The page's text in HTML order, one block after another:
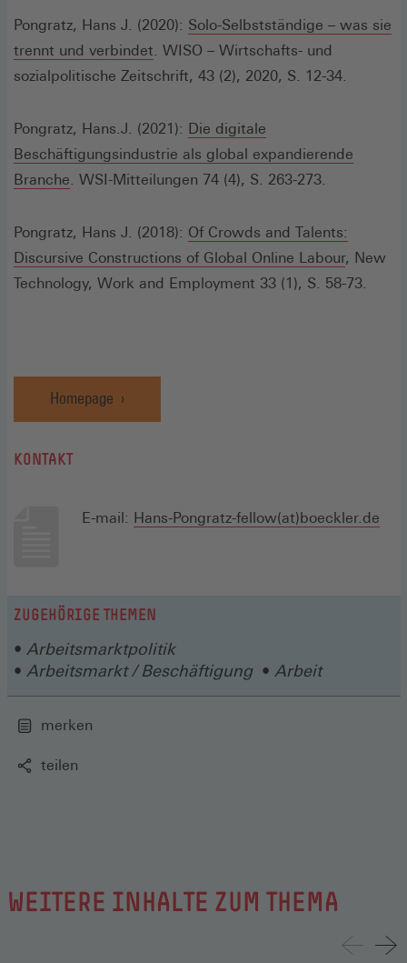
Fenster)
Pongratz, Hans J. (2020): Solo-Selbstständige – was sie
trennt und verbindet (Öffnet
in
neuen
Fenster)
. WISO – Wirtschafts- und
sozialpolitische Zeitschrift, 43 (2), 2020, S. 12-34.
Pongratz, Hans.J. (2021): Die digitale
Beschäftigungsindustrie als global expandierende
Branche . WSI-Mitteilungen 74 (4), S. 263-273.
Pongratz, Hans J. (2018): Of Crowds and Talents:
Discursive Constructions of Global Online Labour(Öffnet
in
, New
Technology, Work and Employment 33 (1), S. 58-73.
Homepage
(Öffnet
in
KONTAKT
E-mail: Hans-Pongratz-fellow(at)boeckler.de
ZUGEHÖRIGE THEMEN
Arbeitsmarktpolitik
Arbeitsmarkt / Beschäftigung
Arbeit
merken
teilen
WEITERE INHALTE ZUM THEMA